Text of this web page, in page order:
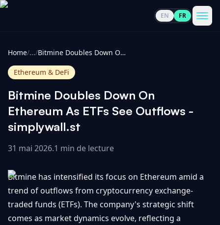
EN FR
Cryptomonnaies
Voir
tout
100
Hausses
tout
jour du
marché
Voir
tout
NOUS
CONTACTER
Home/.../ Bitmine Doubles Down On Ethereum As ETFs See Outflows - simplywall.st
Ethereum & DeFi
Bitmine Doubles Down On
Ethereum As ETFs See Outflows -
simplywall.st
31 mai 2026.1 min de lecture
Bitmine has intensified its focus on Ethereum amid a
trend of outflows from cryptocurrency exchange-
traded funds (ETFs). The company's strategic shift
comes as market dynamics evolve, reflecting a